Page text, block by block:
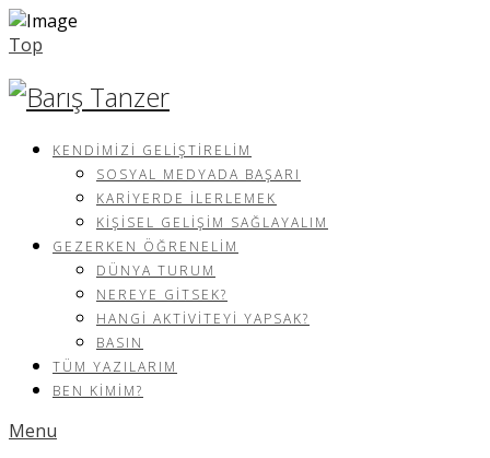
Top
KENDIMIZI GELIŞTIRELIM
SOSYAL MEDYADA BAŞARI
KARIYERDE İLERLEMEK
KIŞISEL GELIŞIM SAĞLAYALIM
GEZERKEN ÖĞRENELIM
DÜNYA TURUM
NEREYE GITSEK?
HANGI AKTIVITEYI YAPSAK?
BASIN
TÜM YAZILARIM
BEN KIMIM?
Menu